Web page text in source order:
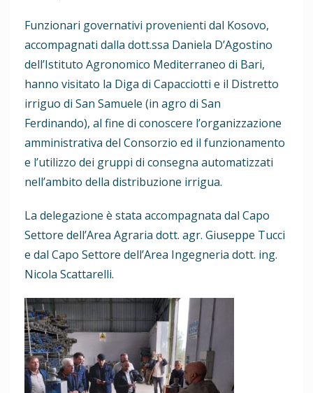
Funzionari governativi provenienti dal Kosovo,
accompagnati dalla dott.ssa Daniela D’Agostino
dell’Istituto Agronomico Mediterraneo di Bari,
hanno visitato la Diga di Capacciotti e il Distretto
irriguo di San Samuele (in agro di San
Ferdinando), al fine di conoscere l’organizzazione
amministrativa del Consorzio ed il funzionamento
e l’utilizzo dei gruppi di consegna automatizzati
nell’ambito della distribuzione irrigua.
La delegazione è stata accompagnata dal Capo
Settore dell’Area Agraria dott. agr. Giuseppe Tucci
e dal Capo Settore dell’Area Ingegneria dott. ing.
Nicola Scattarelli.